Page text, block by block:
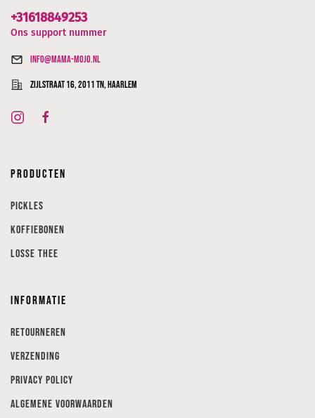
+31618849253
Ons support nummer
info@mama-mojo.nl
Zijlstraat 16, 2011 TN, Haarlem
Producten
Pickles
Koffiebonen
Losse thee
Informatie
Retourneren
Verzending
Privacy Policy
Algemene voorwaarden